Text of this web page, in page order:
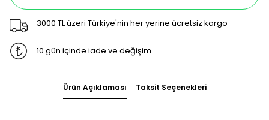
3000 TL üzeri Türkiye'nin her yerine ücretsiz kargo
10 gün içinde iade ve değişim
Ürün Açıklaması Taksit Seçenekleri